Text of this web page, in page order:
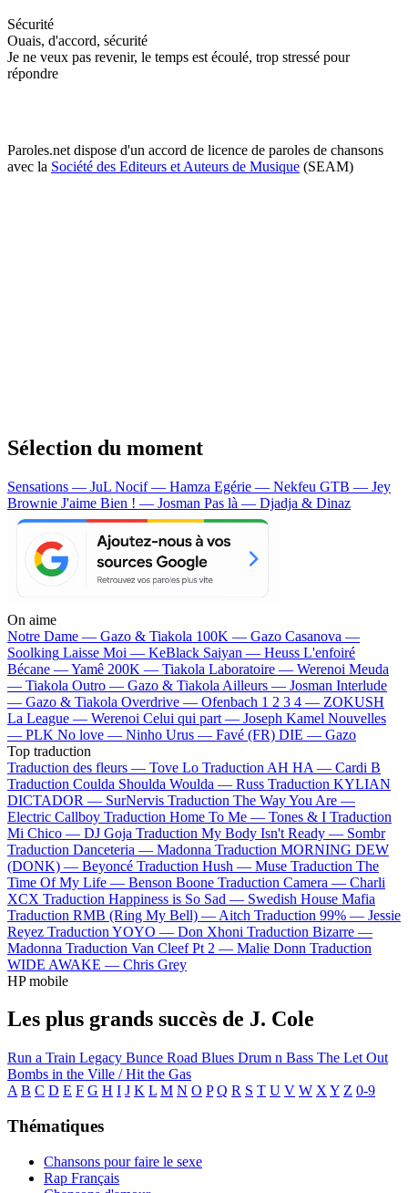
Sécurité
Ouais, d'accord, sécurité
Je ne veux pas revenir, le temps est écoulé, trop stressé pour
répondre
Paroles.net dispose d'un accord de licence de paroles de chansons
avec la Société des Editeurs et Auteurs de Musique (SEAM)
Sélection du moment
Sensations — JuL Nocif — Hamza Egérie — Nekfeu GTB — Jey
Brownie J'aime Bien ! — Josman Pas là — Djadja & Dinaz
On aime
Notre Dame — Gazo & Tiakola 100K — Gazo Casanova —
Soolking Laisse Moi — KeBlack Saiyan — Heuss L'enfoiré
Bécane —Yamê 200K — Tiakola Laboratoire — Werenoi Meuda
— Tiakola Outro — Gazo & Tiakola Ailleurs — Josman Interlude
— Gazo & Tiakola Overdrive — Ofenbach 1 2 3 4 — ZOKUSH
La League — Werenoi Celui qui part — Joseph Kamel Nouvelles
— PLK No love — Ninho Urus — Favé (FR) DIE — Gazo
Top traduction
Traduction des fleurs — Tove Lo Traduction AH HA — Cardi B
Traduction Coulda Shoulda Woulda — Russ Traduction KYLIAN
DICTADOR — SurNervis Traduction The Way You Are —
Electric Callboy Traduction Home To Me — Tones & I Traduction
Mi Chico — DJ Goja Traduction My Body Isn't Ready — Sombr
Traduction Danceteria — Madonna Traduction MORNING DEW
(DONK) — Beyoncé Traduction Hush — Muse Traduction The
Time Of My Life — Benson Boone Traduction Camera — Charli
XCX Traduction Happiness is So Sad — Swedish House Mafia
Traduction RMB (Ring My Bell) — Aitch Traduction 99% — Jessie
Reyez Traduction YOYO — Don Xhoni Traduction Bizarre —
Madonna Traduction Van Cleef Pt 2 — Malie Donn Traduction
WIDE AWAKE — Chris Grey
HP mobile
Les plus grands succès de J. Cole
Run a Train Legacy Bunce Road Blues Drum n Bass The Let Out
Bombs in the Ville / Hit the Gas
A B C D E F G H I J K L M N O P Q R S T U V W X Y Z 0-9
Thématiques
Chansons pour faire le sexe
Rap Français